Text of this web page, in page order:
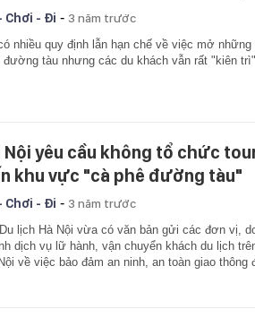
Chơi - Đi - 3 năm trước
nhiều quy định lẫn hạn chế về việc mở
tàu nhưng các du khách vẫn rất "kiên
Nội yêu cầu không tổ chức
khu vực "cà phê đường tàu"
Chơi - Đi - 3 năm trước
lịch Hà Nội vừa có văn bản gửi các đơn vị,
dịch vụ lữ hành, vận chuyển khách du lịch
về việc bảo đảm an ninh, an toàn giao